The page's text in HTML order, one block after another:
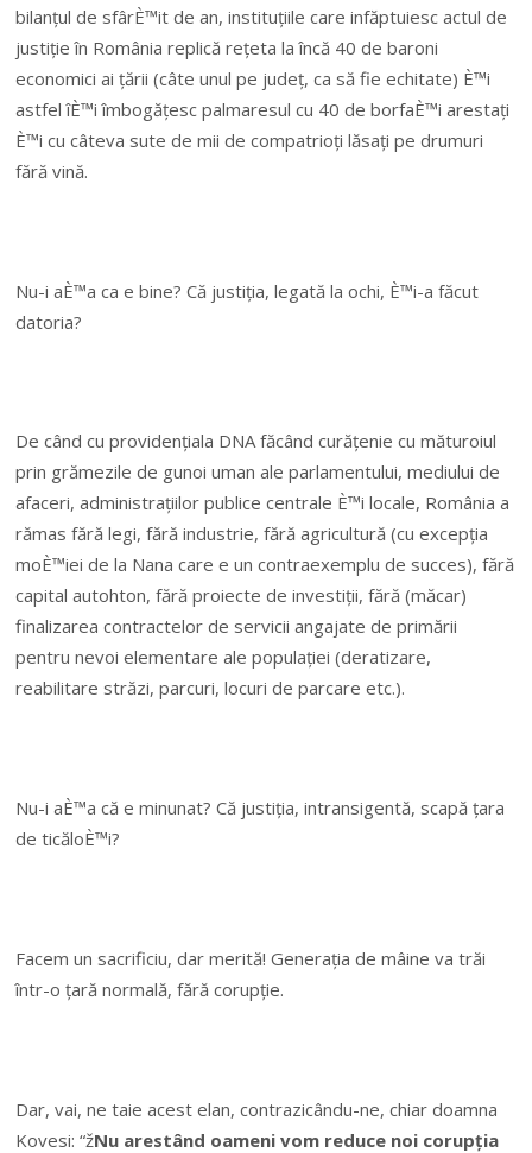
bilanțul de sfârÈ™it de an, instituțiile care infăptuiesc actul de
justiție în România replică rețeta la încă 40 de baroni
economici ai țării (câte unul pe județ, ca să fie echitate) È™i
astfel îÈ™i îmbogățesc palmaresul cu 40 de borfaÈ™i arestați
È™i cu câteva sute de mii de compatrioți lăsați pe drumuri
fără vină.
Nu-i aÈ™a ca e bine? Că justiția, legată la ochi, È™i-a făcut
datoria?
De când cu providențiala DNA făcând curățenie cu măturoiul
prin grămezile de gunoi uman ale parlamentului, mediului de
afaceri, administrațiilor publice centrale È™i locale, România a
rămas fără legi, fără industrie, fără agricultură (cu excepția
moÈ™iei de la Nana care e un contraexemplu de succes), fără
capital autohton, fără proiecte de investiții, fără (măcar)
finalizarea contractelor de servicii angajate de primării
pentru nevoi elementare ale populației (deratizare,
reabilitare străzi, parcuri, locuri de parcare etc.).
Nu-i aÈ™a că e minunat? Că justiția, intransigentă, scapă țara
de ticăloÈ™i?
Facem un sacrificiu, dar merită! Generația de mâine va trăi
într-o țară normală, fără corupție.
Dar, vai, ne taie acest elan, contrazicându-ne, chiar doamna
Kovesi: “žNu arestând oameni vom reduce noi corupția